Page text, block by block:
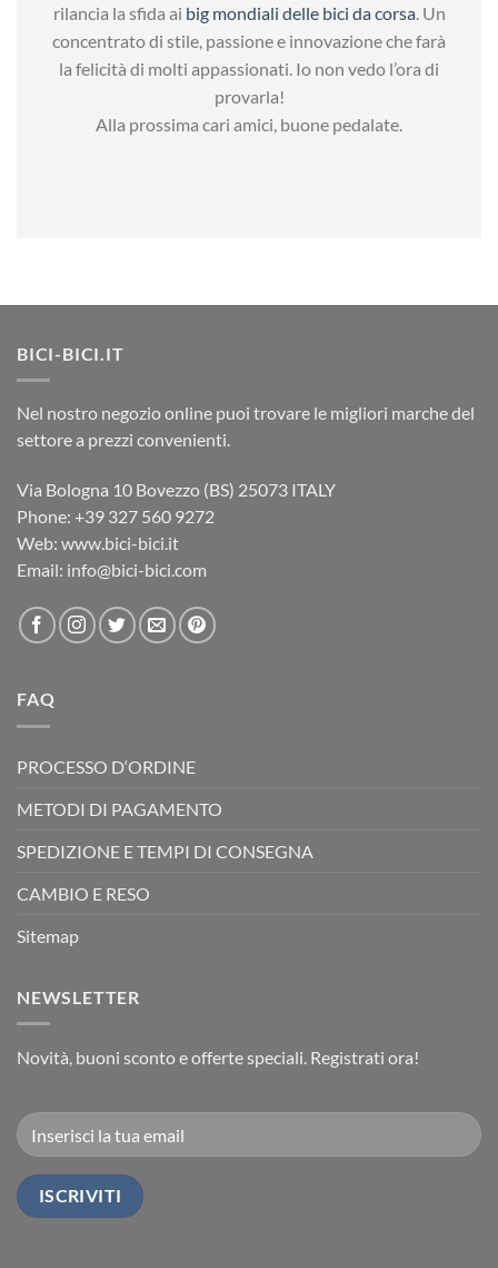
rilancia la sfida ai big mondiali delle bici da corsa. Un
concentrato di stile, passione e innovazione che farà
la felicità di molti appassionati. Io non vedo l’ora di
provarla!
Alla prossima cari amici, buone pedalate.
BICI-BICI.IT
Nel nostro negozio online puoi trovare le migliori marche del
settore a prezzi convenienti.
Via Bologna 10 Bovezzo (BS) 25073 ITALY
Phone: ‎+39 327 560 9272
Web: www.bici-bici.it
Email: info@bici-bici.com
FAQ
PROCESSO D‘ORDINE
METODI DI PAGAMENTO
SPEDIZIONE E TEMPI DI CONSEGNA
CAMBIO E RESO
Sitemap
NEWSLETTER
Novità, buoni sconto e offerte speciali. Registrati ora!